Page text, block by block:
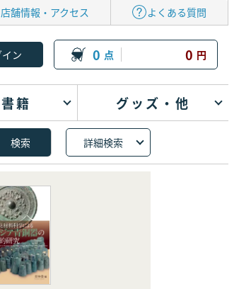
店舗情報・アクセス よくある質問
0 点 0 円
籍 グッズ・他
詳細検索